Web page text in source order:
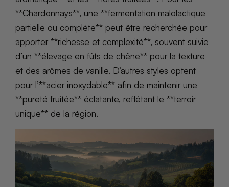
**Chardonnays**, une **fermentation malolactique
partielle ou complète** peut être recherchée pour
apporter **richesse et complexité**, souvent suivie
d’un **élevage en fûts de chêne** pour la texture
et des arômes de vanille. D’autres styles optent
pour l’**acier inoxydable** afin de maintenir une
**pureté fruitée** éclatante, reflétant le **terroir
unique** de la région.